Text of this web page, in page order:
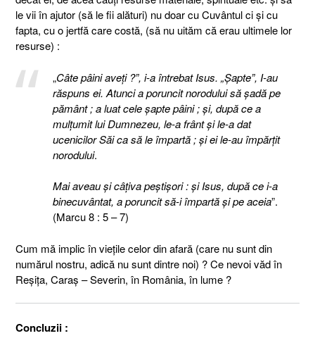
le vii în ajutor (să le fii alături) nu doar cu Cuvântul ci şi cu
fapta, cu o jertfă care costă, (să nu uităm că erau ultimele lor
resurse) :
„Câte pâini aveţi ?”, i-a întrebat Isus. „Şapte”, I-au
răspuns ei. Atunci a poruncit norodului să şadă pe
pământ ; a luat cele şapte pâini ; şi, după ce a
mulţumit lui Dumnezeu, le-a frânt şi le-a dat
ucenicilor Săi ca să le împartă ; şi ei le-au împărţit
norodului.
Mai aveau şi câţiva peştişori : şi Isus, după ce i-a
binecuvântat, a poruncit să-i împartă şi pe aceia”.
(Marcu 8 : 5 – 7)
Cum mă implic în vieţile celor din afară (care nu sunt din
numărul nostru, adică nu sunt dintre noi) ? Ce nevoi văd în
Reşiţa, Caraş – Severin, în România, în lume ?
Concluzii :